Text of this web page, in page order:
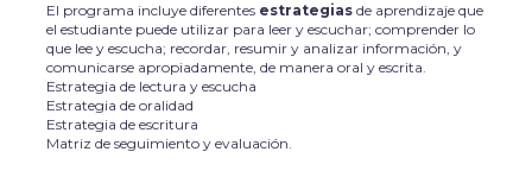
El programa incluye diferentes estrategias de aprendizaje que
el estudiante puede utilizar para leer y escuchar; comprender lo
que lee y escucha; recordar, resumir y analizar información, y
comunicarse apropiadamente, de manera oral y escrita.
Estrategia de lectura y escucha
Estrategia de oralidad
Estrategia de escritura
Matriz de seguimiento y evaluación.